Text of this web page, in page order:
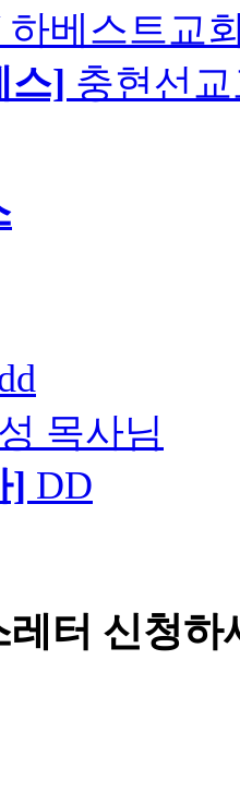
하베스트교
스] 충현선
목사님
] DD
레터 신청하